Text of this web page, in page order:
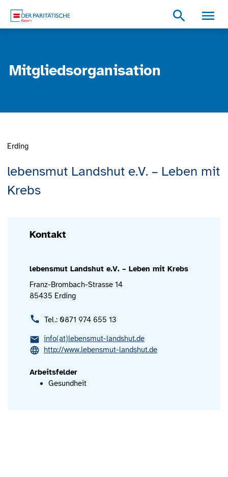
search
Mitgliedsorganisation
lebensmut Landshut e.V. – Leben mit
Krebs
Erding
Kontakt
lebensmut Landshut e.V. – Leben mit Krebs
Franz-Brombach-Strasse 14
85435 Erding
Tel.: 0871 974 655 13
info(at)lebensmut-landshut.de
http://www.lebensmut-landshut.de
Arbeitsfelder
Gesundheit